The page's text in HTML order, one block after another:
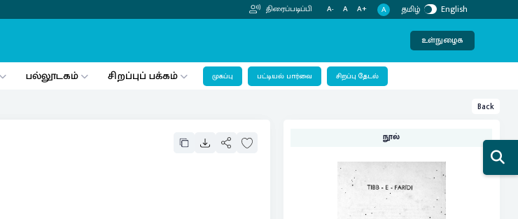
திரைப்படிப்பி A- A A+ A தமிழ் English
உள்நுழைக
பல்லூடகம் சிறப்புப் பக்கம் முகப்பு பட்டியல் பார்வை சிறப்பு தேடல்
Back
நூல்